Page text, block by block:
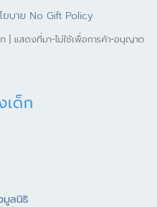
ยบาย No Gift Policy
แสดงที่มา-ไม่ใช้เพื่อการค้า-อนุญาต
เด็ก
มูลนิธิ